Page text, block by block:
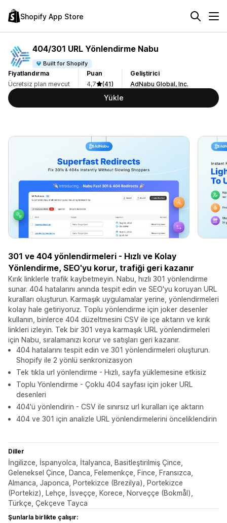
Shopify App Store
404/301 URL Yönlendirme Nabu
Built for Shopify
Fiyatlandırma
Ücretsiz plan mevcut
Puan
4,7
(41)
Geliştirici
AdNabu Global, Inc.
Yükle
301 ve 404 yönlendirmeleri - Hızlı ve Kolay
Yönlendirme, SEO'yu korur, trafiği geri kazanır
Kırık linklerle trafik kaybetmeyin. Nabu, hızlı 301 yönlendirme
sunar. 404 hatalarını anında tespit edin ve SEO'yu koruyan URL
kuralları oluşturun. Karmaşık uygulamalar yerine, yönlendirmeleri
kolay hale getiriyoruz. Toplu yönlendirme için joker desenler
kullanın, binlerce 404 düzeltmesini CSV ile içe aktarın ve kırık
linkleri izleyin. Tek bir 301 veya karmaşık URL yönlendirmeleri
için Nabu, sıralamanızı korur ve satışları geri kazanır.
404 hatalarını tespit edin ve 301 yönlendirmeleri oluşturun.
Shopify ile 2 yönlü senkronizasyon
Tek tıkla url yönlendirme - Hızlı, sayfa yüklemesine etkisiz
Toplu Yönlendirme - Çoklu 404 sayfası için joker URL
desenleri
404'ü yönlendirin - CSV ile sınırsız url kuralları içe aktarın
404 ve 301 için analizle URL yönlendirmelerini önceliklendirin
Diller
İngilizce, İspanyolca, İtalyanca, Basitleştirilmiş Çince,
Geleneksel Çince, Danca, Felemenkçe, Fince, Fransızca,
Almanca, Japonca, Portekizce (Brezilya), Portekizce
(Portekiz), Lehçe, İsveççe, Korece, Norveççe (Bokmål),
Türkçe, Çekçeve Tayca
Şunlarla birlikte çalışır: